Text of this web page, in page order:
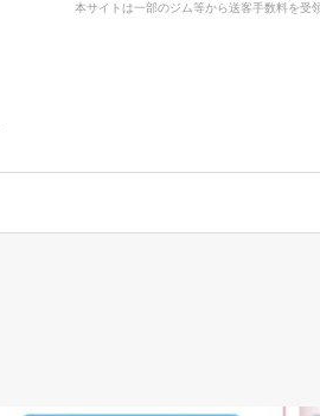
本サイトは一部のジム等から送客手数料を受